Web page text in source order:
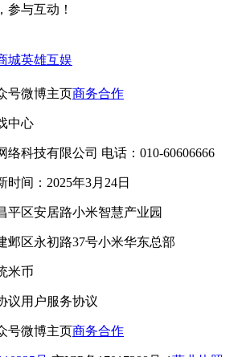
参与互动！
城英雄互娱
号微博主页商务合作
中心
络科技有限公司 电话：010-60606666
时间：2025年3月24日
平区安居路小米智慧产业园
邺区永初路37号小米华东总部
米币
议用户服务协议
号微博主页商务合作